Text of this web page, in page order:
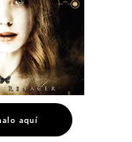
aquí